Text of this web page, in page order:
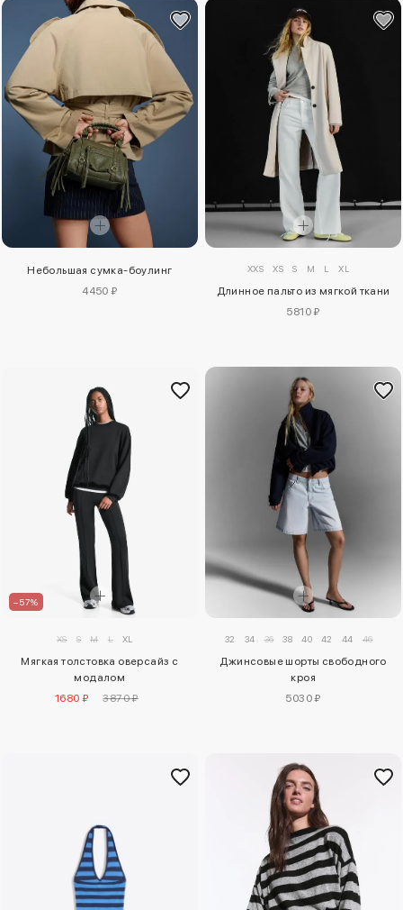
Небольшая сумка-боулинг
4450 ₽
XXS XS S M L XL
Длинное пальто из мягкой ткани
5810 ₽
–57%
XS S M L XL
Мягкая толстовка оверсайз с
модалом
1680 ₽
3870 ₽
32 34 36 38 40 42 44 46
Джинсовые шорты свободного
кроя
5030 ₽